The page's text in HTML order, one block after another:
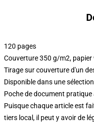
120 pages
Couverture 350 g/m2,
Tirage sur couverture d'un
Disponible dans une
Poche de document
Puisque chaque article est
tiers local, il peut y avoir de